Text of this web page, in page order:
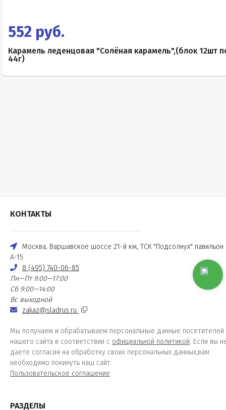
552 руб.
Карамель леденцовая "Солёная карамель",(блок 12шт
44г)
КОНТАКТЫ
Москва, Варшавское шоссе 21-й км, ТСК "Подсолнух" павильон
А-15
8 (495) 740-06-85
Пн—Пт 9:00—17:00
Сб 9:00—14:00
Вс выходной
zakaz@sladrus.ru
Мы получаем и обрабатываем персональные данные посетителей
нашего сайта в соответствии с официальной политикой. Если вы
даете согласия на обработку своих персональных данных,вам
необходимо покинуть наш сайт.
Пользовательское соглашение
РАЗДЕЛЫ